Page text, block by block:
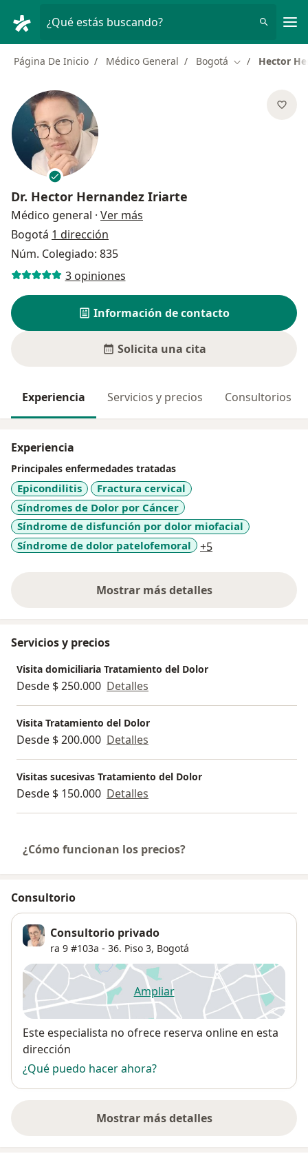
¿Qué estás buscando?
Página De Inicio Médico General Bogotá Cambiar de
Hector
Dr. Hector Hernandez Iriarte
Médico general · Ver más
Bogotá 1 dirección
Núm. Colegiado: 835
3 opiniones
Información de contacto
Solicita una cita
Experiencia Servicios y precios Consultorios
Experiencia
Principales enfermedades tratadas
Epicondilitis
Fractura cervical
Síndromes de Dolor por Cáncer
Síndrome de disfunción por dolor miofacial
Síndrome de dolor patelofemoral
+5
Mostrar más detalles
sobre la experiencia
Servicios y precios
Visita domiciliaria Tratamiento del Dolor
Desde $ 250.000 Detalles
Visita Tratamiento del Dolor
Desde $ 200.000 Detalles
Visitas sucesivas Tratamiento del Dolor
Desde $ 150.000 Detalles
¿Cómo funcionan los precios?
Consultorio
Consultorio privado
ra 9 #103a - 36. Piso 3, Bogotá
Ampliarse abre en una nueva
Disponibilidad
Este especialista no ofrece reserva online en esta
dirección
¿Qué puedo hacer ahora?
Mostrar más detalles
sobre la dirección